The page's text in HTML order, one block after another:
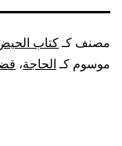
مصنف كـكتاب
موسوم كـ الحاجة،